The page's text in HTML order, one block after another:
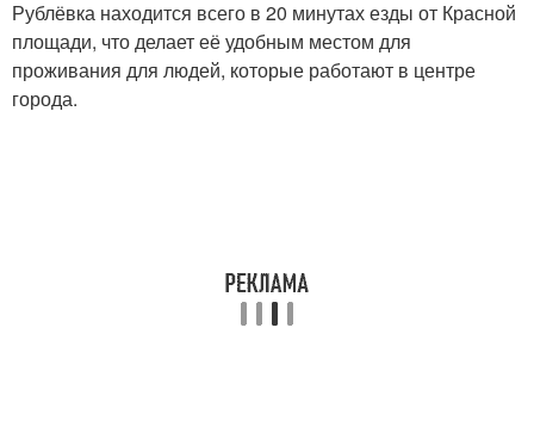
Рублёвка находится всего в 20 минутах езды от Красной
площади, что делает её удобным местом для
проживания для людей, которые работают в центре
города.